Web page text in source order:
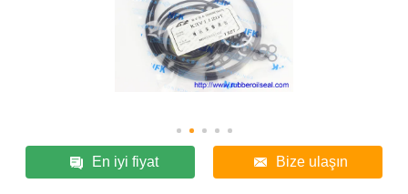
En iyi fiyat Bize ulaşın